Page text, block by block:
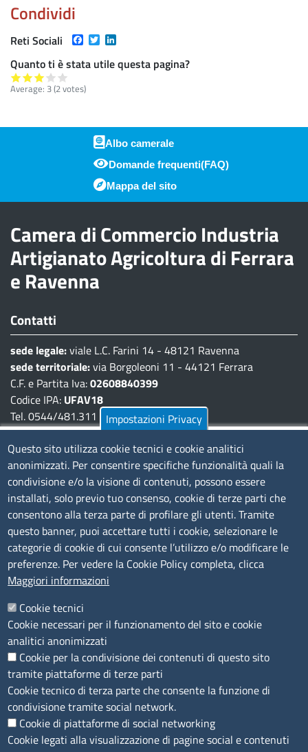
Condividi
Reti Sociali Facebook
Twitter
Quanto ti è stata utile questa pagina?
Average: 3(2votes)
Piè di pagina
Albo camerale
Domande frequenti(FAQ)
Mappa del sito
Camera di Commercio Industria
Artigianato Agricoltura di Ferrara
e Ravenna
Contatti
sede legale:viale L.C. Farini 14 - 48121 Ravenna
sede territoriale:via Borgoleoni 11 - 44121 Ferrara
C.F. e Partita Iva:02608840399
Codice IPA: UFAV18
Tel. 0544/481.311 - 0532/783.711
Pec:cciaa@pec.fera.camcom.it
Amministrazione Trasparente
Bandi di gara
Bilanci
Concorsi e selezioni
Procedimenti
Provvedimenti
Seguici su
Sito web
Accesso riservato
Mappa del sito
Impostazioni Privacy
Questo sito utilizza cookie tecnici e cookie analitici
anonimizzati. Per consentire specifiche funzionalità quali la
condivisione e/o la visione di contenuti, possono essere
installati, solo previo tuo consenso, cookie di terze parti che
consentono alla terza parte di profilare gli utenti. Tramite
questo banner, puoi accettare tutti i cookie, selezionare le
categorie di cookie di cui consente l’utilizzo e/o modificare le
preferenze. Per vedere la Cookie Policy completa, clicca
Maggiori informazioni
Cookie tecnici
Cookie necessari per il funzionamento del sito e cookie
analitici anonimizzati
Cookie per la condivisione dei contenuti di questo sito
tramite piattaforme di terze parti
Cookie tecnico di terza parte che consente la funzione di
condivisione tramite social network.
Cookie di piattaforme di social networking
Cookie legati alla visualizzazione di pagine social e contenuti